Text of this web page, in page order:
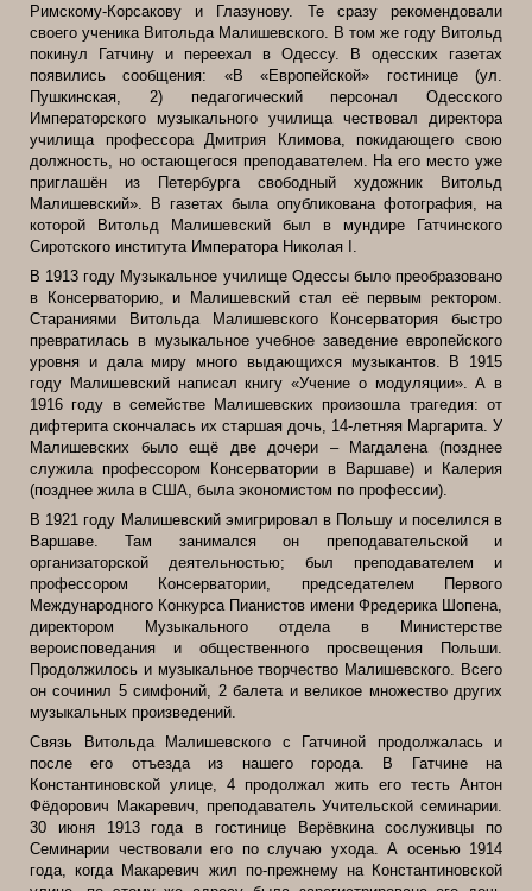
Римскому-Корсакову и Глазунову. Те сразу рекомендовали
своего ученика Витольда Малишевского. В том же году Витольд
покинул Гатчину и переехал в Одессу. В одесских газетах
появились сообщения: «В «Европейской» гостинице (ул.
Пушкинская, 2) педагогический персонал Одесского
Императорского музыкального училища чествовал директора
училища профессора Дмитрия Климова, покидающего свою
должность, но остающегося преподавателем. На его место уже
приглашён из Петербурга свободный художник Витольд
Малишевский». В газетах была опубликована фотография, на
которой Витольд Малишевский был в мундире Гатчинского
Сиротского института Императора Николая I
В 1913 году Музыкальное училище Одессы было преобразовано
в Консерваторию, и Малишевский стал её первым ректором.
Стараниями Витольда Малишевского Консерватория быстро
превратилась в музыкальное учебное заведение европейского
уровня и дала миру много выдающихся музыкантов. В 1915
году Малишевский написал книгу «Учение о модуляции». А в
1916 году в семействе Малишевских произошла трагедия: от
дифтерита скончалась их старшая дочь, 14-летняя Маргарита. У
Малишевских было ещё две дочери – Магдалена (позднее
служила профессором Консерватории в Варшаве) и Калерия
(позднее жила в США, была экономистом по профессии).
В 1921 году Малишевский эмигрировал в Польшу и поселился в
Варшаве. Там занимался он преподавательской и
организаторской деятельностью; был преподавателем и
профессором Консерватории, председателем Первого
Международного Конкурса Пианистов имени Фредерика Шопена,
директором Музыкального отдела в Министерстве
вероисповедания и общественного просвещения Польши.
Продолжилось и музыкальное творчество Малишевского. Всего
он сочинил 5 симфоний, 2 балета и великое множество других
музыкальных произведений.
Связь Витольда Малишевского с Гатчиной продолжалась и
после его отъезда из нашего города. В Гатчине на
Константиновской улице, 4 продолжал жить его тесть Антон
Фёдорович Макаревич, преподаватель Учительской семинарии.
30 июня 1913 года в гостинице Верёвкина сослуживцы по
Семинарии чествовали его по случаю ухода. А осенью 1914
года, когда Макаревич жил по-прежнему на Константиновской